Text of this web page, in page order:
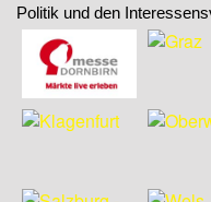
Politik und den